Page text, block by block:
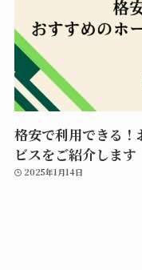
格安で利用できる
ビスをご紹介します
2025年1月14日